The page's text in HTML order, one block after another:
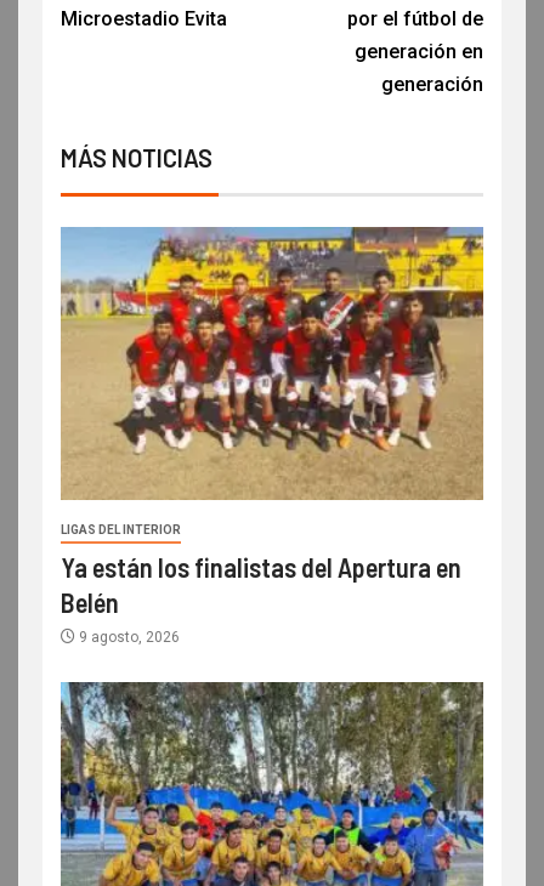
Microestadio Evita
por el fútbol de
generación en
generación
MÁS NOTICIAS
LIGAS DEL INTERIOR
Ya están los finalistas del Apertura en
Belén
9 agosto, 2026